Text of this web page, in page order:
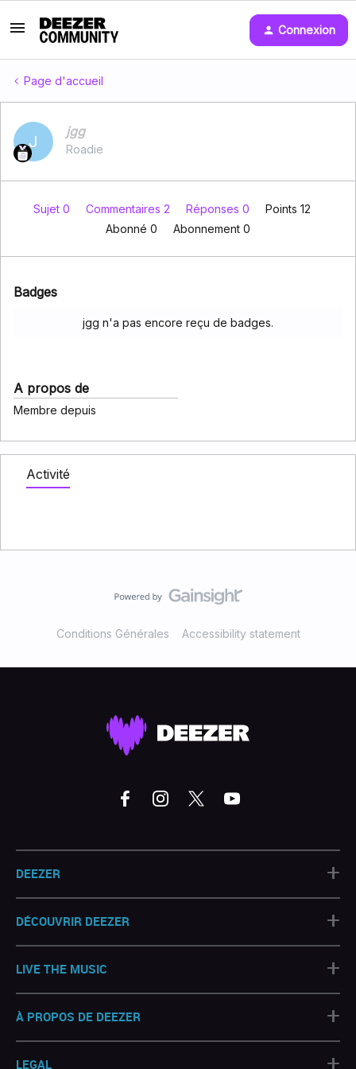
Connexion
Page d'accueil
J
jgg
Roadie
Sujet 0 Commentaires 2 Réponses 0
Points 12
Abonné 0 Abonnement 0
Badges
jgg n'a pas encore reçu de badges.
A propos de
Membre depuis
Activité
Conditions Générales Accessibility statement
DEEZER +
DÉCOUVRIR DEEZER +
LIVE THE MUSIC +
À PROPOS DE DEEZER +
LEGAL +